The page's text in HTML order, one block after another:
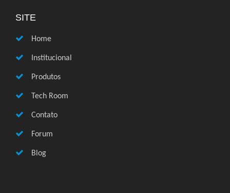
SITE
Home
Institucional
Produtos
Tech Room
Contato
Forum
Blog